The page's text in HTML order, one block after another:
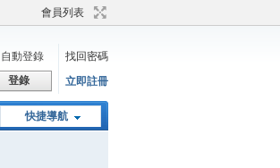
會員列表
自動登錄
找回密碼
登錄 立即註冊
快捷導航